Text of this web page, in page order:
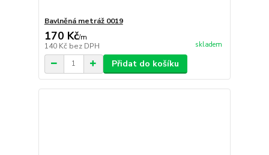
Bavlněná metráž 0019
170 Kč/m
140 Kč bez DPH skladem
Přidat do košíku